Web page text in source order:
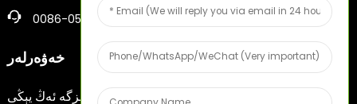
0086-05356730996
خەۋەرلەر
ئېلېكترونلۇق پوچتا ئادرېسىڭىزنى كىرگۈزۈڭ، بىز سىزگە ئەڭ يېڭى